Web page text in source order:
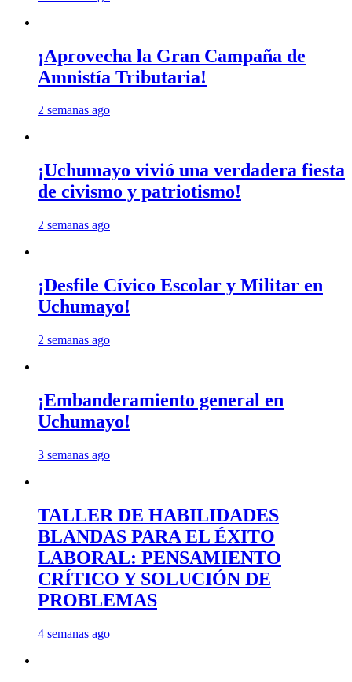
¡Aprovecha la Gran Campaña de
Amnistía Tributaria!
2 semanas ago
¡Uchumayo vivió una verdadera fiesta
de civismo y patriotismo!
2 semanas ago
¡Desfile Cívico Escolar y Militar en
Uchumayo!
2 semanas ago
¡Embanderamiento general en
Uchumayo!
3 semanas ago
TALLER DE HABILIDADES
BLANDAS PARA EL ÉXITO
LABORAL: PENSAMIENTO
CRÍTICO Y SOLUCIÓN DE
PROBLEMAS
4 semanas ago